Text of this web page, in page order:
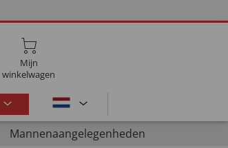
Mijn
winkelwagen
Mannenaangelegenheden